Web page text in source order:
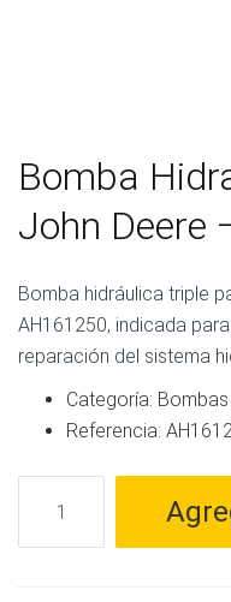
Bomba
John Deere
Bomba hidráulica triple
AH161250, indicada
reparación del sistema
Categoría:
Referencia:
Hidraulica
Triple
para